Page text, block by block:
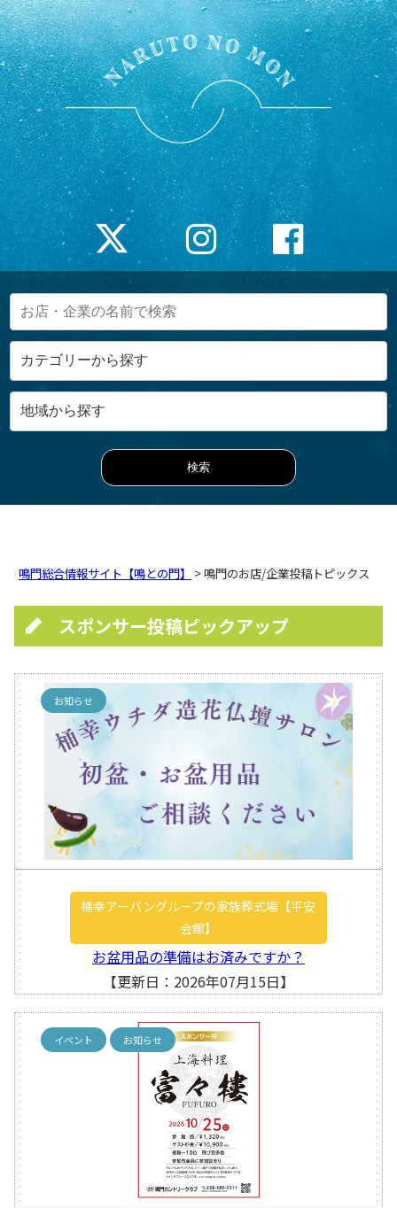
鳴門総合情報サイト【鳴との門】 > 鳴門のお店/企業投稿トピックス
スポンサー投稿ピックアップ
お知らせ
桶幸アーバングループの家族葬式場【平安
会館】
お盆用品の準備はお済みですか？
【更新日：2026年07月15日】
イベント お知らせ